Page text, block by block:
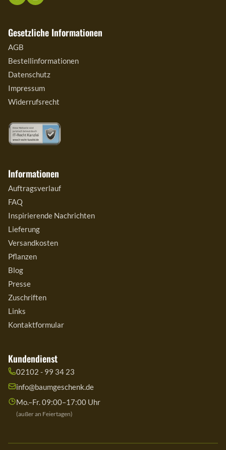
Gesetzliche Informationen
AGB
Bestellinformationen
Datenschutz
Impressum
Widerrufsrecht
Informationen
Auftragsverlauf
FAQ
Inspirierende Nachrichten
Lieferung
Versandkosten
Pflanzen
Blog
Presse
Zuschriften
Links
Kontaktformular
Kundendienst
02102 - 99 34 23
info@baumgeschenk.de
Mo.–Fr. 09:00–17:00 Uhr
(außer an Feiertagen)